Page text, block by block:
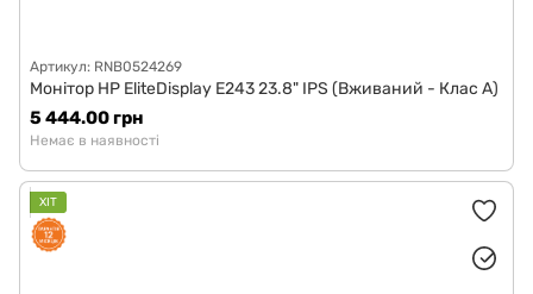
Артикул: RNB0524269
Монітор HP EliteDisplay E243 23.8" IPS (Вживаний - Клас A)
5 444.00 грн
Немає в наявності
ХІТ